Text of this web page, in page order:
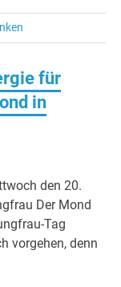
für
in
den 20.
Der Mond
Tag
vorgehen, denn